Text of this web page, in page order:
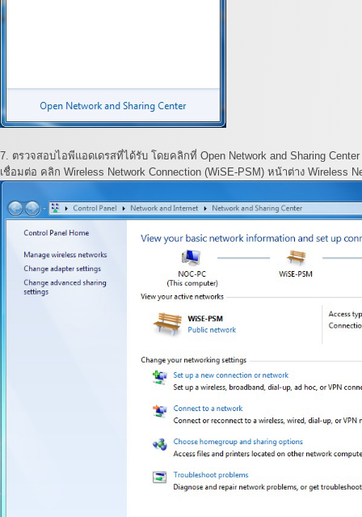
7. ตรวจสอบไอพีแอดเดรสที่ได้รับ โดยคลิกที่ Open Network and Sharing
เชื่อมต่อ คลิก Wireless Network Connection (WiSE-PSM) หน้าต่าง Wireless